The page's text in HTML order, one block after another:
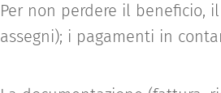
Per non perdere il beneficio,
assegni); i pagamenti in